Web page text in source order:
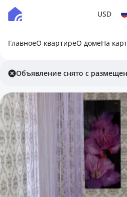
USD
ГлавноеО квартиреО домеНа
Объявление снято с